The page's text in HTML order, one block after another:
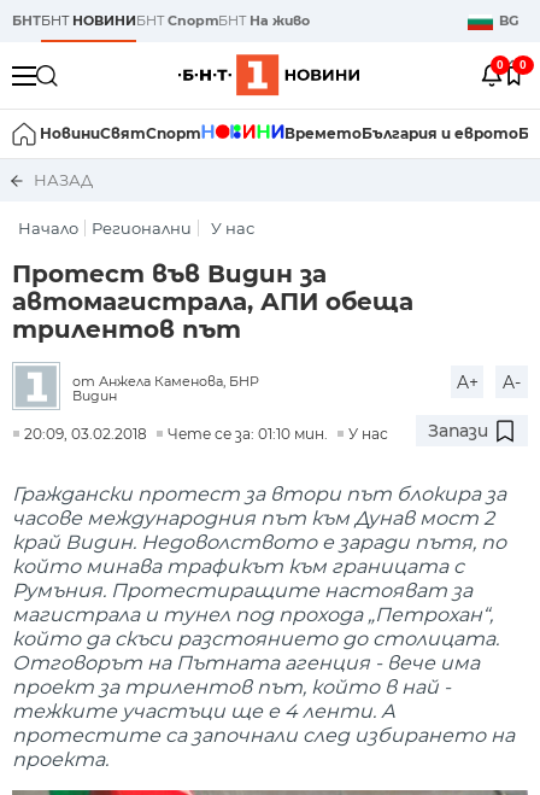
БНТБНТ НОВИНИБНТСпортБНТ На живо BG
0 0
НовиниСвятСпорт ВреметоБългария и еврото
НАЗАД
Начало Регионални У нас
Протест във Видин за
автомагистрала, АПИ обеща
трилентов път
от Анжела Каменова, БНР
Видин
A+ A-
20:09, 03.02.2018 Чете се за: 01:10 мин. У нас Запази
Граждански протест за втори път блокира за
часове международния път към Дунав мост 2
край Видин. Недоволството е заради пътя, по
който минава трафикът към границата с
Румъния. Протестиращите настояват за
магистрала и тунел под прохода „Петрохан“,
който да скъси разстоянието до столицата.
Отговорът на Пътната агенция - вече има
проект за трилентов път, който в най -
тежките участъци ще е 4 ленти. А
протестите са започнали след избирането на
проекта.